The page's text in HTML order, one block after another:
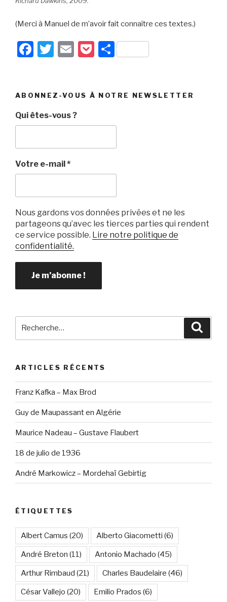
(Merci à Manuel de m’avoir fait connaître ces textes.)
F
e
b
o
o
k
T
er
E
P
k
P
g
ABONNEZ-VOUS À NOTRE NEWSLETTER
Qui êtes-vous ?
Votre e-mail*
Nous gardons vos données privées et ne les
partageons qu’avec les tierces parties qui rendent
ce service possible. Lire notre politique de
confidentialité.
ARTICLES RÉCENTS
Franz Kafka – Max Brod
Guy de Maupassant en Algérie
Maurice Nadeau – Gustave Flaubert
18 de julio de 1936
André Markowicz – Mordehaï Gebirtig
ÉTIQUETTES
Albert Camus (20) Alberto Giacometti (6)
André Breton (11) Antonio Machado (45)
Arthur Rimbaud (21) Charles Baudelaire (46)
César Vallejo (20) Emilio Prados (6)